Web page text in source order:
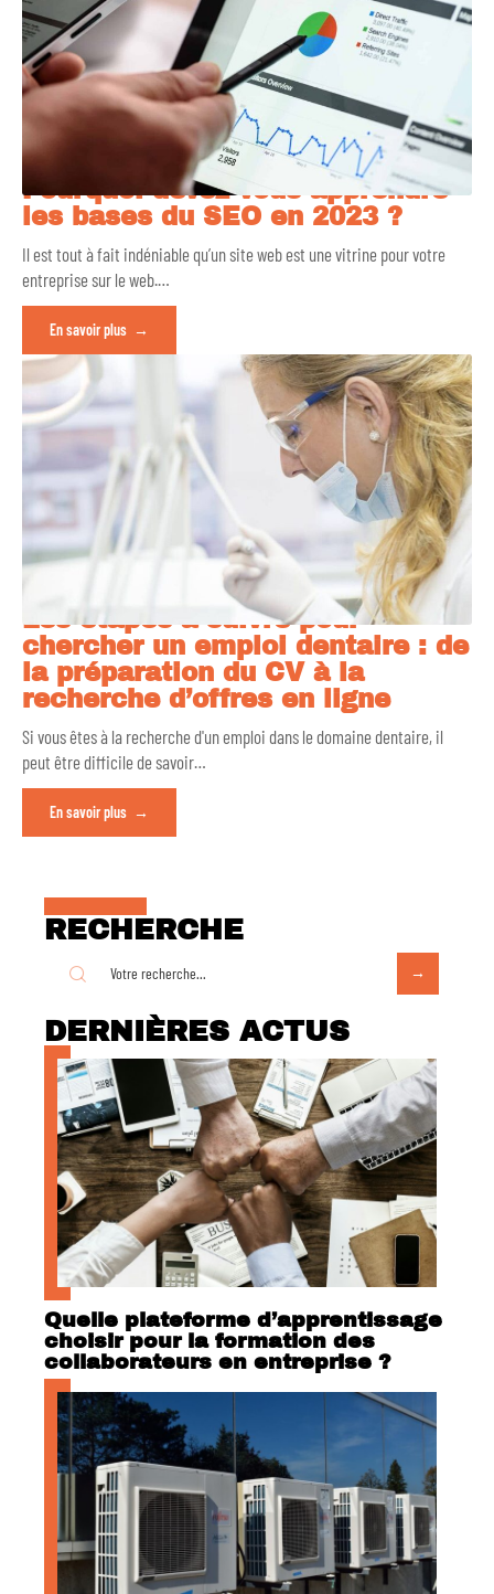
Pourquoi devez-vous apprendre
les bases du SEO en 2023 ?
Il est tout à fait indéniable qu’un site web est une vitrine pour votre
entreprise sur le web.…
En savoir plus
Les étapes à suivre pour
chercher un emploi dentaire : de
la préparation du CV à la
recherche d’offres en ligne
Si vous êtes à la recherche d'un emploi dans le domaine dentaire, il
peut être difficile de savoir…
En savoir plus
RECHERCHE
DERNIÈRES ACTUS
Quelle plateforme d’apprentissage
choisir pour la formation des
collaborateurs en entreprise ?